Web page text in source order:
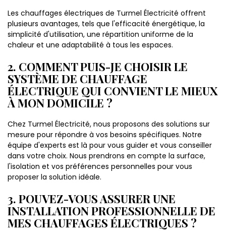
Les chauffages électriques de Turmel Électricité offrent
plusieurs avantages, tels que l'efficacité énergétique, la
simplicité d'utilisation, une répartition uniforme de la
chaleur et une adaptabilité à tous les espaces.
2. COMMENT PUIS-JE CHOISIR LE
SYSTÈME DE CHAUFFAGE
ÉLECTRIQUE QUI CONVIENT LE MIEUX
À MON DOMICILE ?
Chez Turmel Électricité, nous proposons des solutions sur
mesure pour répondre à vos besoins spécifiques. Notre
équipe d'experts est là pour vous guider et vous conseiller
dans votre choix. Nous prendrons en compte la surface,
l'isolation et vos préférences personnelles pour vous
proposer la solution idéale.
3. POUVEZ-VOUS ASSURER UNE
INSTALLATION PROFESSIONNELLE DE
MES CHAUFFAGES ÉLECTRIQUES ?